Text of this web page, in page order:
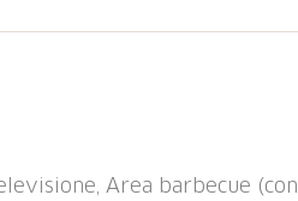
Area barbecue (con